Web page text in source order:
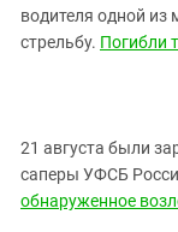
водителя одной
стрельбу. Погибли
21 августа были
саперы УФСБ
обнаруженное